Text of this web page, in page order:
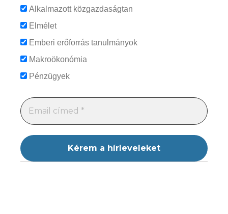
Alkalmazott közgazdaságtan
Elmélet
Emberi erőforrás tanulmányok
Makroökonómia
Pénzügyek